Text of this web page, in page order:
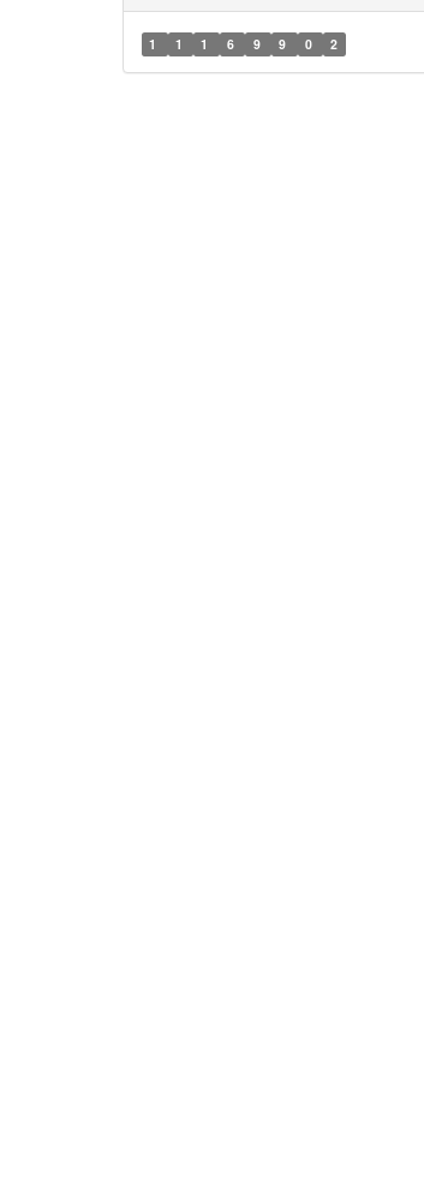
1 1 1 6 9 9 0 2